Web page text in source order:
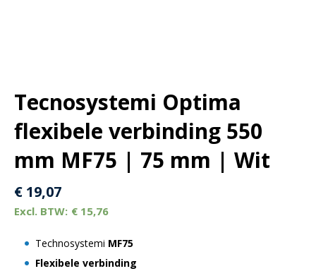
Tecnosystemi Optima
flexibele verbinding 550
mm MF75 | 75 mm | Wit
€ 19,07
€ 15,76
Technosystemi MF75
Flexibele verbinding